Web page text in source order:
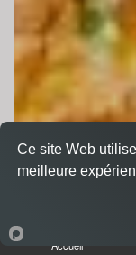
Accueil
Ce site Web
meilleure